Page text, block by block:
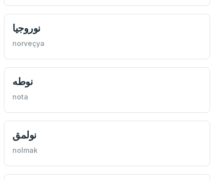
نوروجيا
norveçya
نوطه
nota
نولمق
nolmak